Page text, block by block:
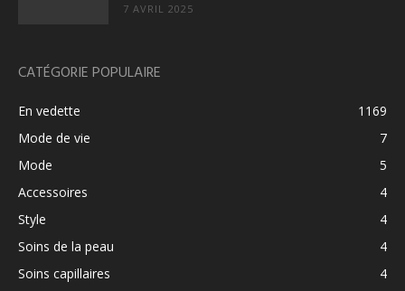
7 AVRIL 2025
CATÉGORIE POPULAIRE
En vedette
1169
Mode de vie
7
Mode
5
Accessoires
4
Style
4
Soins de la peau
4
Soins capillaires
4